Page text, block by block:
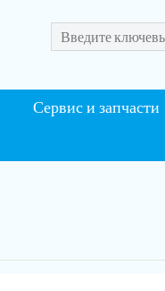
Сервис и запчасти